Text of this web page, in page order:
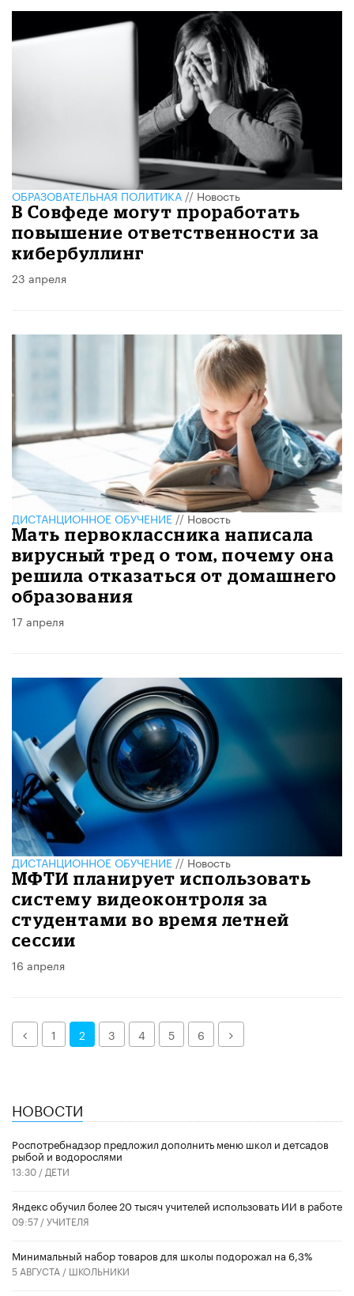
ОБРАЗОВАТЕЛЬНАЯ ПОЛИТИКА//Новость
В Совфеде могут проработать
повышение ответственности за
кибербуллинг
23 апреля
ДИСТАНЦИОННОЕ ОБУЧЕНИЕ//Новость
Мать первоклассника написала
вирусный тред о том, почему она
решила отказаться от домашнего
образования
17 апреля
ДИСТАНЦИОННОЕ ОБУЧЕНИЕ//Новость
МФТИ планирует использовать
систему видеоконтроля за
студентами во время летней
сессии
16 апреля
Назад1 2 3 4 5 6 Далее
НОВОСТИ
Роспотребнадзор предложил дополнить меню школ и детсадов
рыбой и водорослями
13:30 / ДЕТИ
​Яндекс обучил более 20 тысяч учителей использовать ИИ в работе
09:57 /УЧИТЕЛЯ
Минимальный набор товаров для школы подорожал на 6,3%
5 АВГУСТА / ШКОЛЬНИКИ